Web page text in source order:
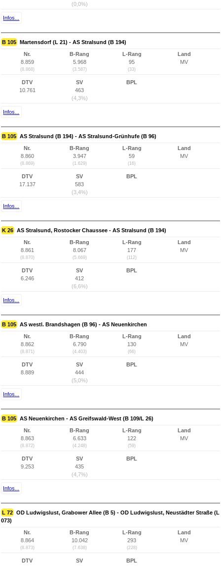
(0,0%)
Infos...
B 105 Martensdorf (L 21) - AS Stralsund (B 194)
Nr.
8.859
(8.868)
B-Rang
5.968
(3.587)
L-Rang
95
(33)
Land
MV
DTV
10.761
SV
463
(4,3%)
BPL
Infos...
B 105 AS Stralsund (B 194) - AS Stralsund-Grünhufe (B 96)
Nr.
8.860
(8.869)
B-Rang
3.947
(1.629)
L-Rang
59
(16)
Land
MV
DTV
17.137
SV
583
(3,4%)
BPL
Infos...
K 26 AS Stralsund, Rostocker Chaussee - AS Stralsund (B 194)
Nr.
8.861
(8.870)
B-Rang
8.067
(5.669)
L-Rang
177
(112)
Land
MV
DTV
6.246
SV
412
(6,6%)
BPL
Infos...
B 105 AS westl. Brandshagen (B 96) - AS Neuenkirchen
Nr.
8.862
(8.871)
B-Rang
6.790
(4.403)
L-Rang
130
(66)
Land
MV
DTV
8.889
SV
444
(5,0%)
BPL
Infos...
B 105 AS Neuenkirchen - AS Greifswald-West (B 109/L 26)
Nr.
8.863
(8.872)
B-Rang
6.633
(4.248)
L-Rang
122
(59)
Land
MV
DTV
9.253
SV
435
(4,7%)
BPL
Infos...
L 72 OD Ludwigslust, Grabower Allee (B 5) - OD Ludwigslust, Neustädter Straße (L
073)
Nr.
8.864
(8.873)
B-Rang
10.042
(7.638)
L-Rang
293
(228)
Land
MV
DTV
SV
BPL